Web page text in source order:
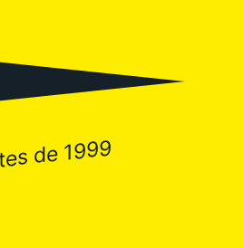
de 1999